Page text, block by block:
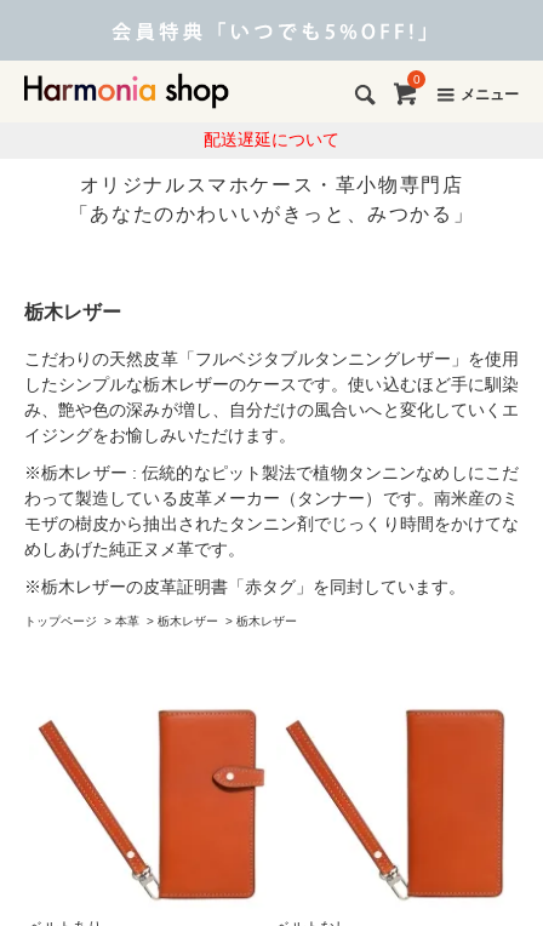
メニュー
0
配送遅延について
オリジナルスマホケース・革小物専門店
「あなたのかわいいがきっと、みつかる」
栃木レザー
こだわりの天然皮革「フルベジタブルタンニングレザー」を使用
したシンプルな栃木レザーのケースです。使い込むほど手に馴染
み、艶や色の深みが増し、自分だけの風合いへと変化していくエ
イジングをお愉しみいただけます。
※栃木レザー : 伝統的なピット製法で植物タンニンなめしにこだ
わって製造している皮革メーカー（タンナー）です。南米産のミ
モザの樹皮から抽出されたタンニン剤でじっくり時間をかけてな
めしあげた純正ヌメ革です。
※栃木レザーの皮革証明書「赤タグ」を同封しています。
トップページ > 本革 > 栃木レザー > 栃木レザー